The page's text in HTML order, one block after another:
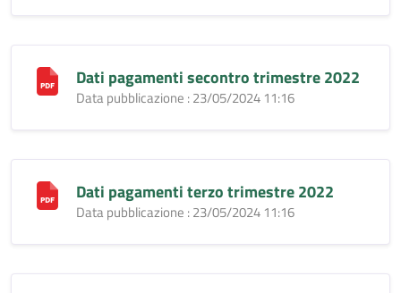
Dati pagamenti secontro trimestre 2022
Data pubblicazione : 23/05/2024 11:16
Dati pagamenti terzo trimestre 2022
Data pubblicazione : 23/05/2024 11:16